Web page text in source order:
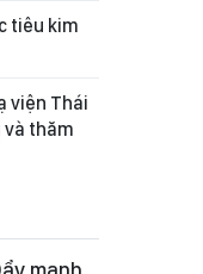
tiêu kim
viện Thái
và thăm